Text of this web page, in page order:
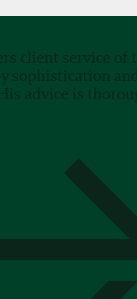
client service of
sophistication
advice is